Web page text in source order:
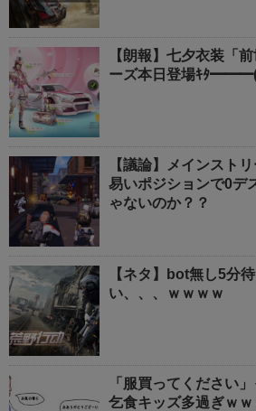
【朗報】七夕衣装「
ーズ本日登場ｷﾀ
【議論】メインスト
易いポジションで0デ
ゃないのか？？
【ネタ】bot無し5分
い、、、ｗｗｗｗ
「服買ってください
乞食キッズ多過ぎｗｗ